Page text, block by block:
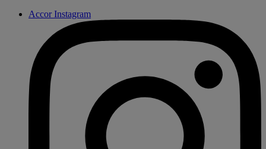
Accor Instagram